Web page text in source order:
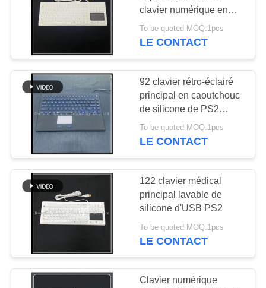
Clavier industriel
avec pavé tactile
20
dispositif de
pointage Trackball
caoutchouc sur mesure.
clavier numérique en
caoutchouc de silicone
de clavier de silicone
To be quoted MOQ:1pcs
LE CONTACT
92 clavier rétro-éclairé
principal en caoutchouc
de silicone de PS2
USB1.1
To be quoted MOQ:1pcs
LE CONTACT
122 clavier médical
principal lavable de
silicone d'USB PS2
To be quoted MOQ:1pcs
LE CONTACT
Clavier numérique